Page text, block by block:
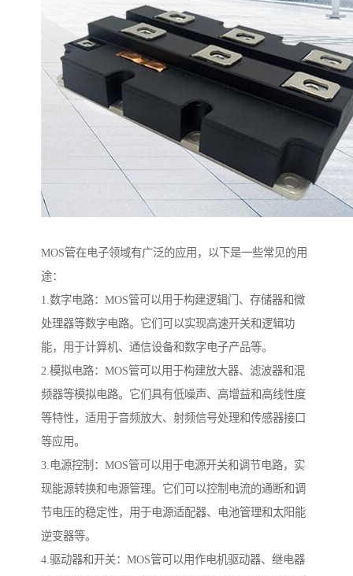
MOS管在电子领域有广泛的应用，以下是一些常见的用
途：
1.数字电路：MOS管可以用于构建逻辑门、存储器和微
处理器等数字电路。它们可以实现高速开关和逻辑功
能，用于计算机、通信设备和数字电子产品等。
2.模拟电路：MOS管可以用于构建放大器、滤波器和混
频器等模拟电路。它们具有低噪声、高增益和高线性度
等特性，适用于音频放大、射频信号处理和传感器接口
等应用。
3.电源控制：MOS管可以用于电源开关和调节电路，实
现能源转换和电源管理。它们可以控制电流的通断和调
节电压的稳定性，用于电源适配器、电池管理和太阳能
逆变器等。
4.驱动器和开关：MOS管可以用作电机驱动器、继电器